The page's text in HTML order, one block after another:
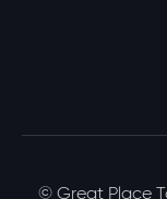
© Great Place